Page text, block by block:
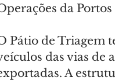
da
Pátio de Triagem
das vias de
A